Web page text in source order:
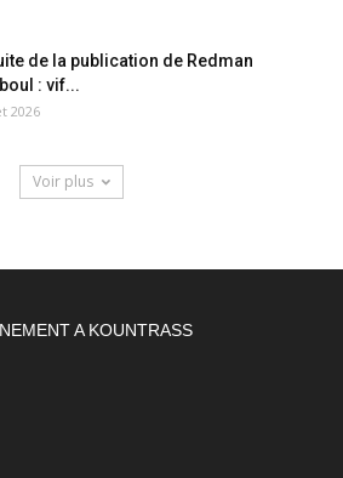
de la publication de Redman
: vif...
2026
Voir plus
A KOUNTRASS